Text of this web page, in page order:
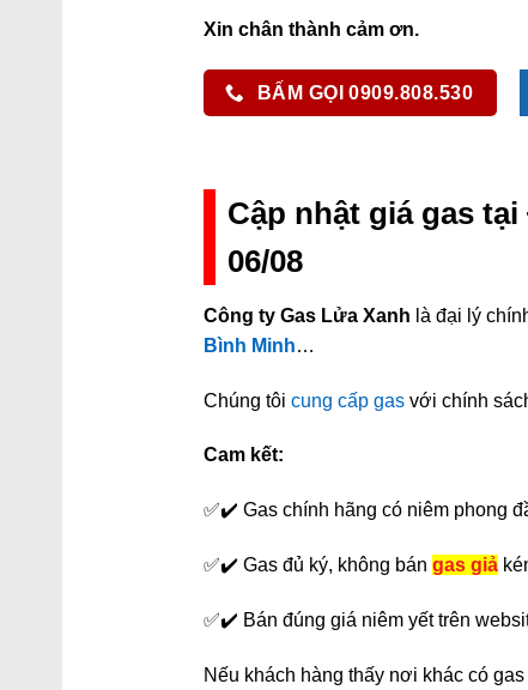
Xin chân thành cảm ơn.
BẤM GỌI 0909.808.530
Cập nhật giá gas
06/08
Công ty Gas Lửa Xanh là đại lý
Bình Minh…
Chúng tôicung cấp gas với chính
Cam kết:
✅✔️ Gas chính hãng có niêm phong
✅✔️ Gas đủ ký, không bángas giả
✅✔️ Bán đúng giá niêm yết trên
Nếu khách hàng thấy nơi khác có